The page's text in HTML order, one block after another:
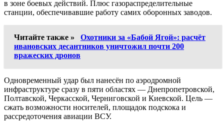
в зоне боевых действий. Плюс газораспределительные
станции, обеспечивавшие работу самих оборонных заводов.
Читайте также »
Охотники за «Бабой Ягой»: расчёт
ивановских десантников уничтожил почти 200
вражеских дронов
Одновременный удар был нанесён по аэродромной
инфраструктуре сразу в пяти областях — Днепропетровской,
Полтавской, Черкасской, Черниговской и Киевской. Цель —
сжать возможности носителей, площадок подскока и
рассредоточения авиации ВСУ.